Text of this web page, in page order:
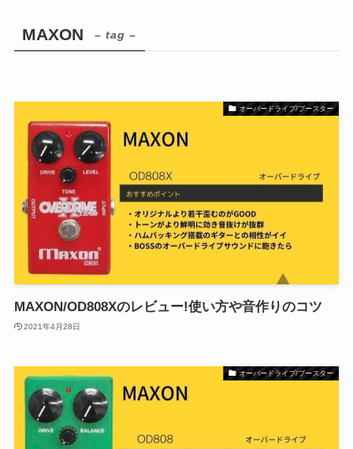
MAXON – tag –
オーバードライブ/ブースター
MAXON/OD808Xのレビュー!使い方や音作りのコツ
2021年4月28日
オーバードライブ/ブースター